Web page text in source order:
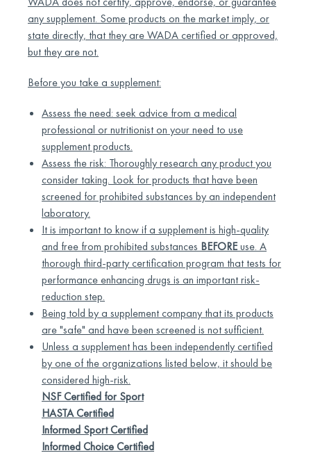
any supplement. Some products on the market imply, or
state directly, that they are WADA certified or approved,
but they are not.
Before you take a supplement:
Assess the need: seek advice from a medical
professional or nutritionist on your need to use
supplement products.
Assess the risk: Thoroughly research any product you
consider taking. Look for products that have been
screened for prohibited substances by an independent
laboratory.
It is important to know if a supplement is high-quality
and free from prohibited substances BEFOREuse. A
thorough third-party certification program that tests for
performance enhancing drugs is an important risk-
reduction step.
Being told by a supplement company that its products
are "safe" and have been screened is not sufficient.
Unless a supplement has been independently certified
by one of the organizations listed below, it should be
considered high-risk.
NSF Certified for Sport
HASTA Certified
Informed Sport Certified
Informed Choice Certified